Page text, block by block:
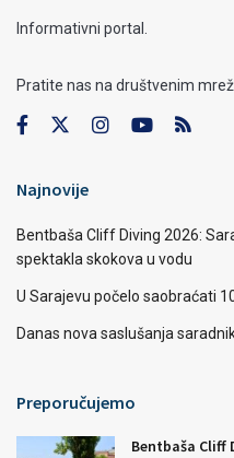
Informativni portal.
Pratite nas na društvenim
Najnovije
Bentbaša Cliff Diving 2026:
spektakla skokova u vodu
U Sarajevu počelo saobraćati
Danas nova saslušanja
Preporučujemo
Bentbaša Cliff